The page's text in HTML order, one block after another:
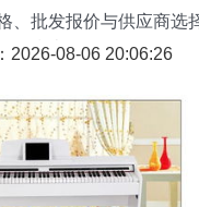
、批发报价与供应商选
指南
2026-08-06 20:06:26